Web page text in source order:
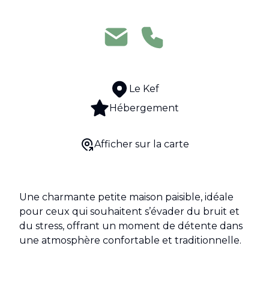
Le Kef
Hébergement
Afficher sur la carte
Une charmante petite maison paisible, idéale
pour ceux qui souhaitent s’évader du bruit et
du stress, offrant un moment de détente dans
une atmosphère confortable et traditionnelle.